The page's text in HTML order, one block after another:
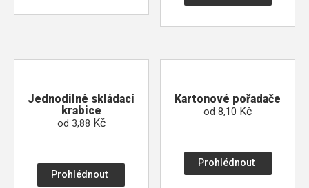
Jednodilné skládací
krabice
od 3,88 Kč
Prohlédnout
Kartonové pořadače
od8,10 Kč
Prohlédnout